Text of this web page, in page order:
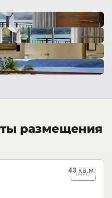
размещения
43кв.м.
INFO